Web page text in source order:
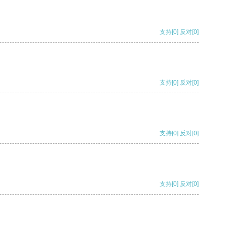
支持[0] 反对[0]
支持[0] 反对[0]
支持[0] 反对[0]
支持[0] 反对[0]